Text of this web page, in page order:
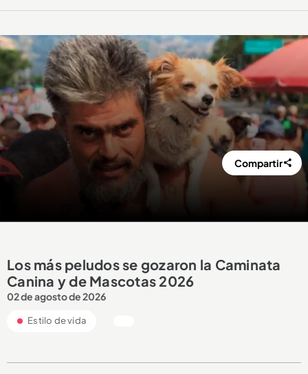
Compartir
Los más peludos se gozaron la Caminata
Canina y de Mascotas 2026
02 de agosto de 2026
Estilo de vida